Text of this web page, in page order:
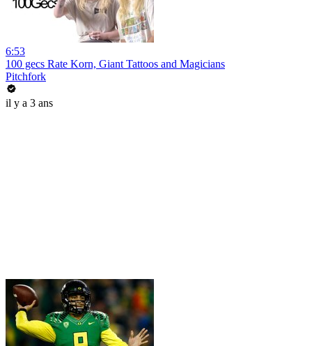
6:53
100 gecs Rate Korn, Giant Tattoos and Magicians
Pitchfork
il y a 3 ans